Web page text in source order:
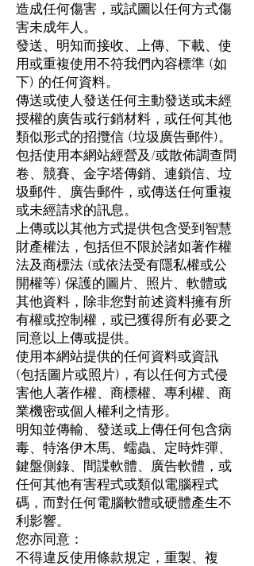
造成任何傷害，或試圖以任何方式傷
害未成年人。
發送、明知而接收、上傳、下載、使
用或重複使用不符我們內容標準 (如
下) 的任何資料。
傳送或使人發送任何主動發送或未經
授權的廣告或行銷材料，或任何其他
類似形式的招攬信 (垃圾廣告郵件)。
包括使用本網站經營及/或散佈調查問
卷、競賽、金字塔傳銷、連鎖信、垃
圾郵件、廣告郵件，或傳送任何重複
或未經請求的訊息。
上傳或以其他方式提供包含受到智慧
財產權法，包括但不限於諸如著作權
法及商標法 (或依法受有隱私權或公
開權等) 保護的圖片、照片、軟體或
其他資料，除非您對前述資料擁有所
有權或控制權，或已獲得所有必要之
同意以上傳或提供。
使用本網站提供的任何資料或資訊
(包括圖片或照片)，有以任何方式侵
害他人著作權、商標權、專利權、商
業機密或個人權利之情形。
明知並傳輸、發送或上傳任何包含病
毒、特洛伊木馬、蠕蟲、定時炸彈、
鍵盤側錄、間諜軟體、廣告軟體，或
任何其他有害程式或類似電腦程式
碼，而對任何電腦軟體或硬體產生不
利影響。
您亦同意：
不得違反使用條款規定，重製、複